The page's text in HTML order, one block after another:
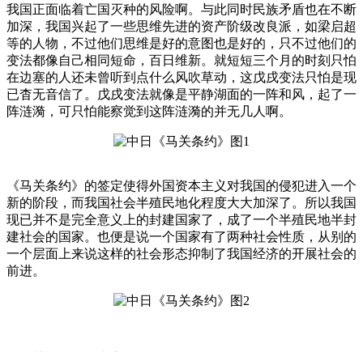
我国正面临着亡国灭种的风险啊。与此同时民族矛盾也在不断
加深，我国兴起了一些思维先进的资产阶级改良派，如梁启超
等的人物，不过他们思维是好的意图也是好的，只不过他们的
变法都像自己相同短命，百日维新。就短短三个月的时刻只怕
在边塞的人还未曾听到点什么风吹草动，这戊戌变法只怕是现
已杳无音信了。戊戌变法就像是平静湖面的一阵和风，起了一
阵涟漪，可只怕能察觉到这阵涟漪的并无几人啊。
《马关条约》的签定使得外国资本主义对我国的侵犯进入一个
新的阶段，而我国社会半殖民地化程度大大加深了。所以我国
现已并不是完全意义上的封建国家了，成了一个半殖民地半封
建社会的国家。也便是说一个国家有了两种社会性质，从别的
一个层面上来说这样的社会形态抑制了我国经济的开展社会的
前进。